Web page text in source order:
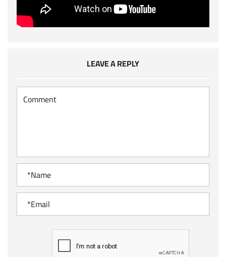
LEAVE A REPLY